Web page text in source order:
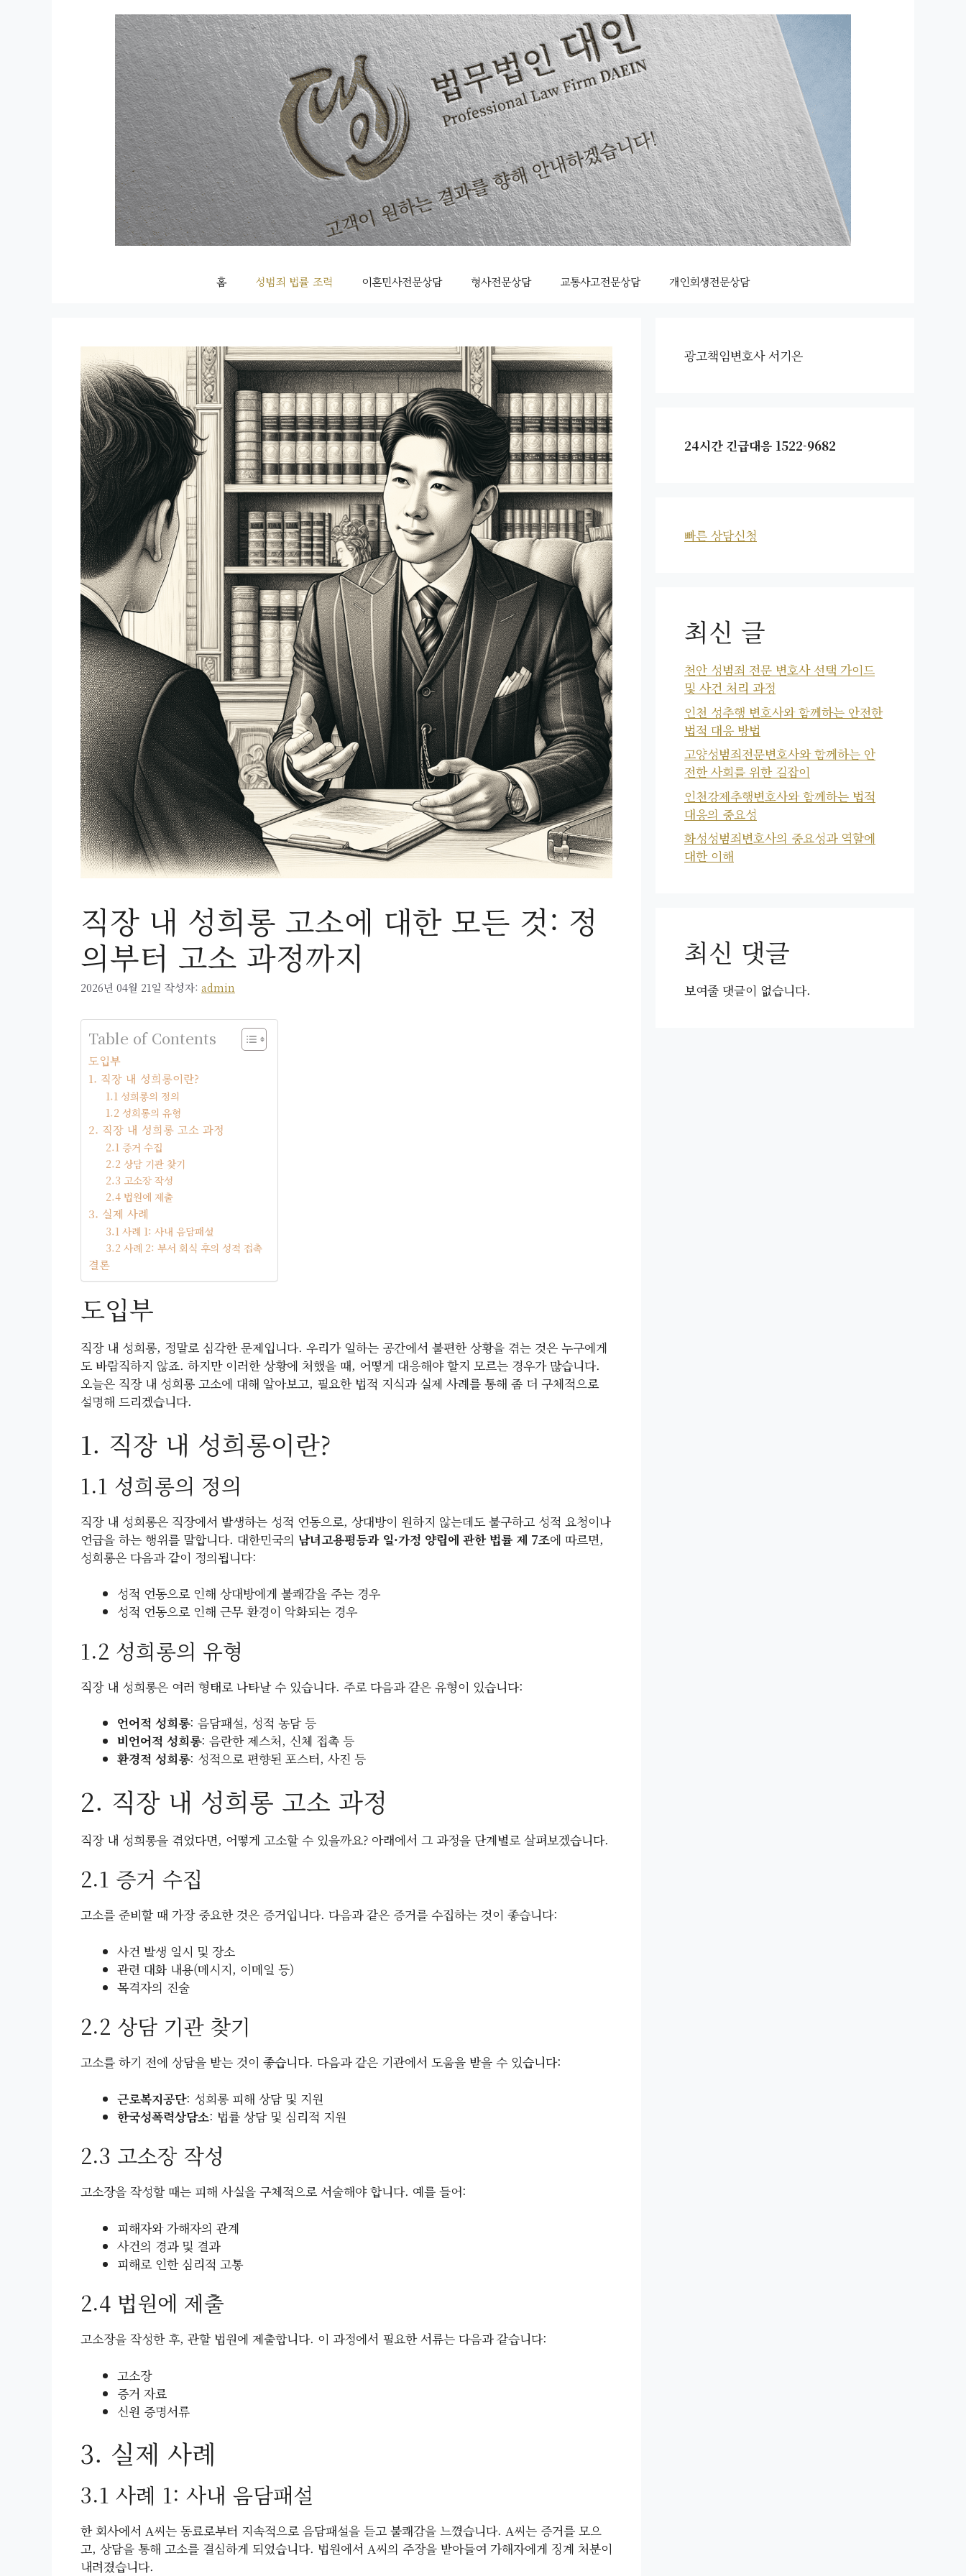
홈 성범죄 법률 조력 이혼민사전문상담 형사전문상담 교통사고전문상담 개인회생전문상담
직장 내 성희롱 고소에 대한 모든 것: 정
의부터 고소 과정까지
2026년 04월 21일 작성자: admin
Table of Contents
도입부
1. 직장 내 성희롱이란?
1.1 성희롱의 정의
1.2 성희롱의 유형
2. 직장 내 성희롱 고소 과정
2.1 증거 수집
2.2 상담 기관 찾기
2.3 고소장 작성
2.4 법원에 제출
3. 실제 사례
3.1 사례 1: 사내 음담패설
3.2 사례 2: 부서 회식 후의 성적 접촉
결론
도입부
직장 내 성희롱, 정말로 심각한 문제입니다. 우리가 일하는 공간에서 불편한 상황을 겪는 것은 누구에게
도 바람직하지 않죠. 하지만 이러한 상황에 처했을 때, 어떻게 대응해야 할지 모르는 경우가 많습니다.
오늘은 직장 내 성희롱 고소에 대해 알아보고, 필요한 법적 지식과 실제 사례를 통해 좀 더 구체적으로
설명해 드리겠습니다.
1. 직장 내 성희롱이란?
1.1 성희롱의 정의
직장 내 성희롱은 직장에서 발생하는 성적 언동으로, 상대방이 원하지 않는데도 불구하고 성적 요청이나
언급을 하는 행위를 말합니다. 대한민국의 남녀고용평등과 일·가정 양립에 관한 법률 제 7조에 따르면,
성희롱은 다음과 같이 정의됩니다:
성적 언동으로 인해 상대방에게 불쾌감을 주는 경우
성적 언동으로 인해 근무 환경이 악화되는 경우
1.2 성희롱의 유형
직장 내 성희롱은 여러 형태로 나타날 수 있습니다. 주로 다음과 같은 유형이 있습니다:
언어적 성희롱: 음담패설, 성적 농담 등
비언어적 성희롱: 음란한 제스처, 신체 접촉 등
환경적 성희롱: 성적으로 편향된 포스터, 사진 등
2. 직장 내 성희롱 고소 과정
직장 내 성희롱을 겪었다면, 어떻게 고소할 수 있을까요? 아래에서 그 과정을 단계별로 살펴보겠습니다.
2.1 증거 수집
고소를 준비할 때 가장 중요한 것은 증거입니다. 다음과 같은 증거를 수집하는 것이 좋습니다:
사건 발생 일시 및 장소
관련 대화 내용(메시지, 이메일 등)
목격자의 진술
2.2 상담 기관 찾기
고소를 하기 전에 상담을 받는 것이 좋습니다. 다음과 같은 기관에서 도움을 받을 수 있습니다:
근로복지공단: 성희롱 피해 상담 및 지원
한국성폭력상담소: 법률 상담 및 심리적 지원
2.3 고소장 작성
고소장을 작성할 때는 피해 사실을 구체적으로 서술해야 합니다. 예를 들어:
피해자와 가해자의 관계
사건의 경과 및 결과
피해로 인한 심리적 고통
2.4 법원에 제출
고소장을 작성한 후, 관할 법원에 제출합니다. 이 과정에서 필요한 서류는 다음과 같습니다:
고소장
증거 자료
신원 증명서류
3. 실제 사례
3.1 사례 1: 사내 음담패설
한 회사에서 A씨는 동료로부터 지속적으로 음담패설을 듣고 불쾌감을 느꼈습니다. A씨는 증거를 모으
고, 상담을 통해 고소를 결심하게 되었습니다. 법원에서 A씨의 주장을 받아들여 가해자에게 징계 처분이
내려졌습니다.
광고책임변호사 서기은
24시간 긴급대응 1522-9682
빠른 상담신청
최신 글
천안 성범죄 전문 변호사 선택 가이드
및 사건 처리 과정
인천 성추행 변호사와 함께하는 안전한
법적 대응 방법
고양성범죄전문변호사와 함께하는 안
전한 사회를 위한 길잡이
인천강제추행변호사와 함께하는 법적
대응의 중요성
화성성범죄변호사의 중요성과 역할에
대한 이해
최신 댓글
보여줄 댓글이 없습니다.